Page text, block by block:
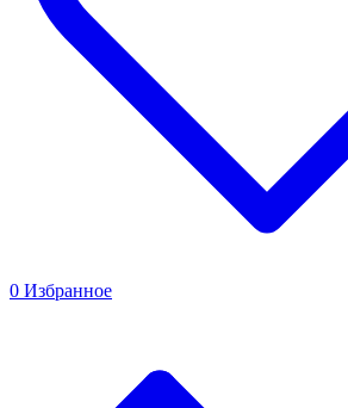
0 Избранное